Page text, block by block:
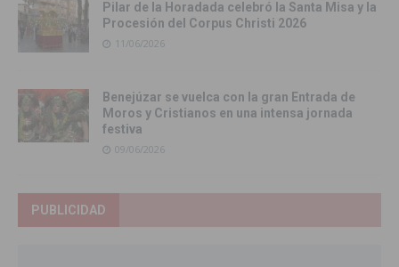
Pilar de la Horadada celebró la Santa Misa y la
Procesión del Corpus Christi 2026
11/06/2026
Benejúzar se vuelca con la gran Entrada de
Moros y Cristianos en una intensa jornada
festiva
09/06/2026
PUBLICIDAD